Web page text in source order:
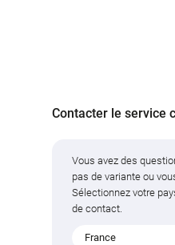
Contacter le service
Vous avez des
pas de variante ou
Sélectionnez votre
de contact.
France